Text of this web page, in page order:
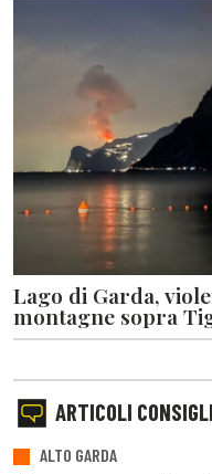
Lago di Garda,
montagne sopra
ARTICOLI
ALTO GARDA